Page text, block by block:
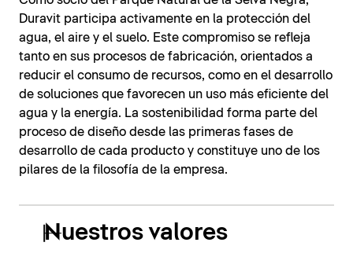
Duravit participa activamente en la protección del
agua, el aire y el suelo. Este compromiso se refleja
tanto en sus procesos de fabricación, orientados a
reducir el consumo de recursos, como en el desarrollo
de soluciones que favorecen un uso más eficiente del
agua y la energía. La sostenibilidad forma parte del
proceso de diseño desde las primeras fases de
desarrollo de cada producto y constituye uno de los
pilares de la filosofía de la empresa.
Nuestros valores